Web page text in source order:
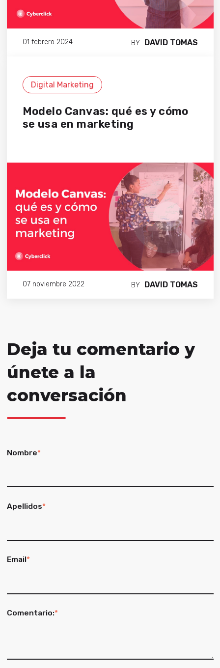
01 febrero 2024 BY DAVID TOMAS
Digital Marketing
Modelo Canvas: qué es y cómo
se usa en marketing
07 noviembre 2022 BY DAVID TOMAS
Deja tu comentario y
únete a la
conversación
Nombre*
Apellidos*
Email*
Comentario:*